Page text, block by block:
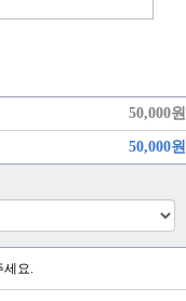
50,000원
50,000원
세요.